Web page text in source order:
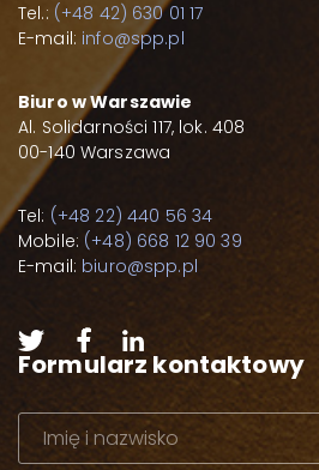
Tel.: (+48 42) 630 01 17
E-mail: info@spp.pl
Biuro w Warszawie
Al. Solidarności 117, lok. 408
00-140 Warszawa
Tel: (+48 22) 440 56 34
Mobile: (+48) 668 12 90 39
E-mail: biuro@spp.pl
Formularz kontaktowy